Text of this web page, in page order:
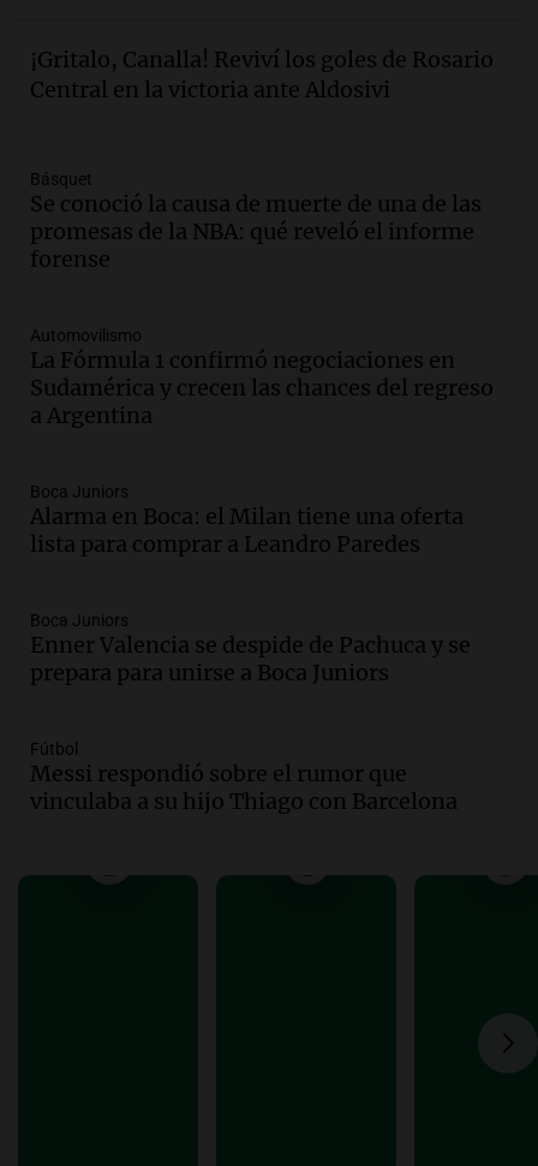
Audio.La justicia reconoce al COVID
como enfermedad laboral tras la muerte
Audio.Aumento de tarifas de luz en San
Luis a partir de agosto por nueva
regulación de la energía
Audio.Gabriela Irrazábal: “Un 35,5% de
la población del país fue a templos a
buscar ayuda el último año”
La Argentina, hoy
Audio.
sobre la muerte del kitesurfista en
Santa Fe.
Audio.
José Roccuzzo, cortes de carne y
compras de Antonella: bromas en
Rosario.
Audio.José Roccuzzo, cortes de carne y
compras de Antonella: bromas en
Episodios
¡Gritalo, Canalla! Reviví los goles de Rosario
Central en la victoria ante Aldosivi
Básquet
Se conoció la causa de muerte de una de las
promesas de la NBA: qué reveló el informe
forense
Automovilismo
La Fórmula 1 confirmó negociaciones en
Sudamérica y crecen las chances del regreso
a Argentina
Boca Juniors
Alarma en Boca: el Milan tiene una oferta
lista para comprar a Leandro Paredes
Boca Juniors
Enner Valencia se despide de Pachuca y se
prepara para unirse a Boca Juniors
Fútbol
Messi respondió sobre el rumor que
vinculaba a su hijo Thiago con Barcelona